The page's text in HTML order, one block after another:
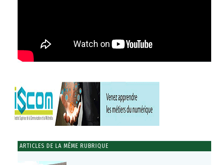
ARTICLES DE LA MÊME RUBRIQUE